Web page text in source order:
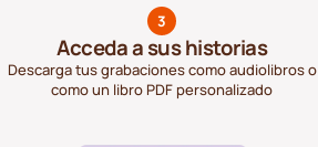
3
Acceda a sus historias
Descarga tus grabaciones como audiolibros o
como un libro PDF personalizado